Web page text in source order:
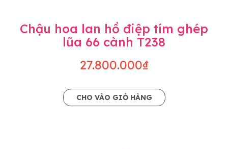
Chậu hoa lan hồ điệp tím ghép
lũa 66 cành T238
27.800.000₫
CHO VÀO GIỎ HÀNG